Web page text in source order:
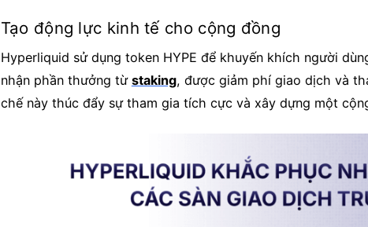
Tạo động lực kinh tế cho cộng đồng
Hyperliquid sử dụng token HYPE để khuyến khích người
nhận phần thưởng từ staking, được giảm phí giao dịch và
chế này thúc đẩy sự tham gia tích cực và xây dựng một